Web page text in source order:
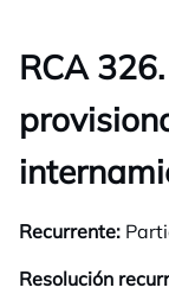
RCA
Recurrente:
Resolución